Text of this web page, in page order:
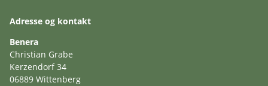
Adresse og kontakt
Benera
Christian Grabe
Kerzendorf 34
06889 Wittenberg